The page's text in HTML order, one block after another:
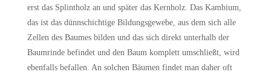
erst das Splintholz an und später das Kernholz. Das Kambium,
das ist das dünnschichtige Bildungsgewebe, aus dem sich alle
Zellen des Baumes bilden und das sich direkt unterhalb der
Baumrinde befindet und den Baum komplett umschließt, wird
ebenfalls befallen. An solchen Bäumen findet man daher oft